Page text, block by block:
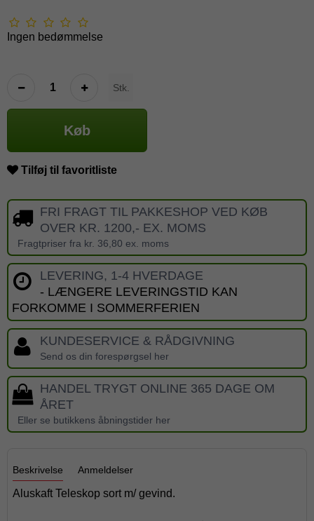
Ingen bedømmelse
Stk.
Køb
Tilføj til favoritliste
FRI FRAGT TIL PAKKESHOP VED KØB
OVER KR. 1200,- EX. MOMS
Fragtpriser fra kr. 36,80 ex. moms
LEVERING, 1-4 HVERDAGE
- LÆNGERE LEVERINGSTID KAN
FORKOMME I SOMMERFERIEN
KUNDESERVICE & RÅDGIVNING
Send os din forespørgsel her
HANDEL TRYGT ONLINE 365 DAGE OM
ÅRET
Eller se butikkens åbningstider her
Beskrivelse Anmeldelser
Aluskaft Teleskop sort m/ gevind.